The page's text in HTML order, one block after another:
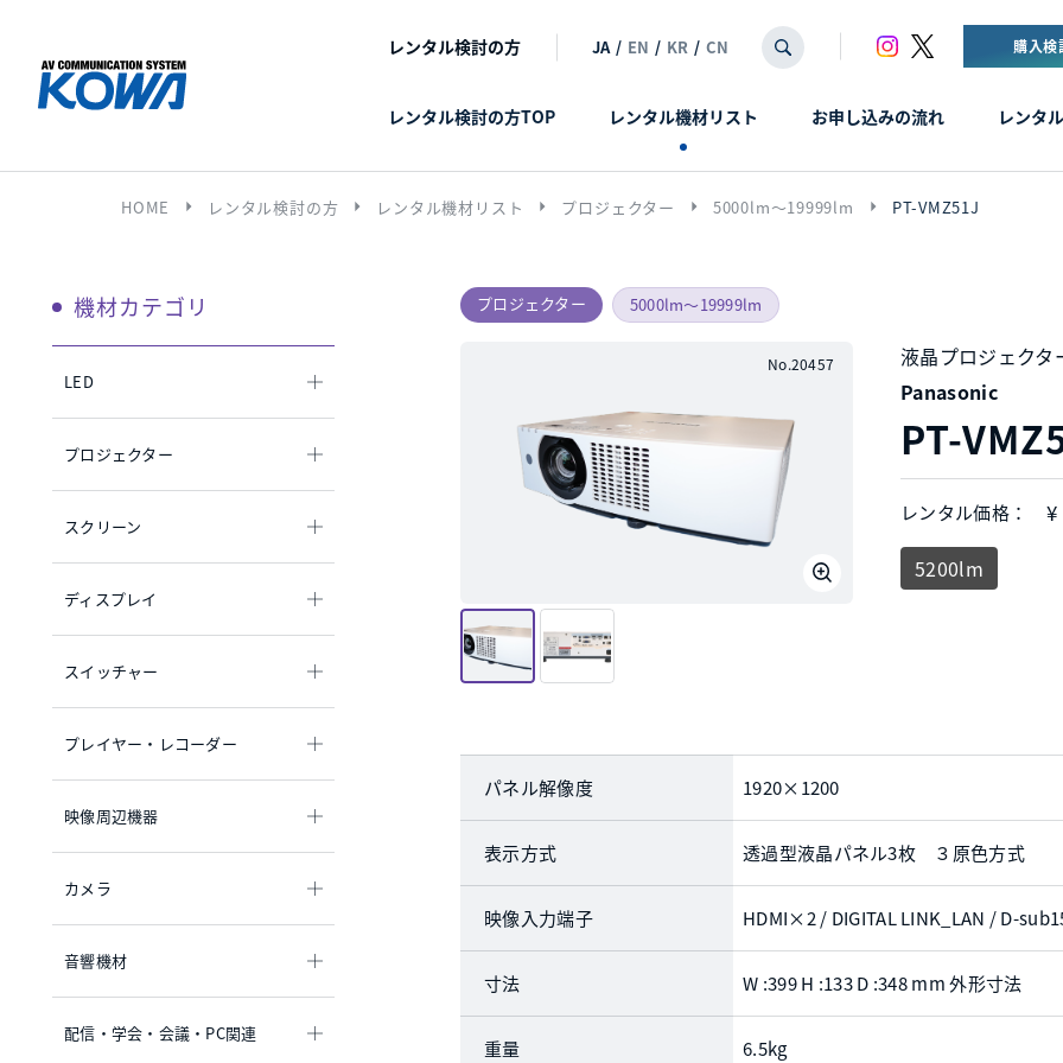
レンタル検討の方 JA / EN / KR / CN 購入検
レンタル検討の方TOP レンタル機材リスト お申し込みの流れ レンタ
HOME arrow_right レンタル検討の方 arrow_right レンタル機材リスト arrow_right プロジェクター arrow_right 5000lm〜19999lm arrow_right PT-VMZ51J
機材カテゴリ
LED
プロジェクター
スクリーン
ディスプレイ
スイッチャー
プレイヤー・レコーダー
映像周辺機器
カメラ
音響機材
配信・学会・会議・PC関連
プロジェクター 5000lm〜19999lm
No.20457
液晶プロジェクタ
Panasonic
PT-
レンタル価格： ¥
5200lm
パネル解像度 1920×1200
表示方式 透過型液晶パネル3枚 ３原色方式
映像入力端子 HDMI×2 / DIGITAL LINK_LAN / D-
寸法 W :399 H :133 D :348 mm 外形寸法
重量 6.5kg